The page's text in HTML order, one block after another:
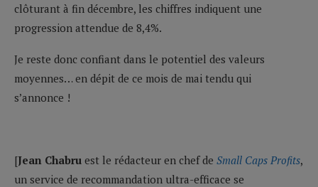
clôturant à fin décembre, les chiffres indiquent une
progression attendue de 8,4%.
Je reste donc confiant dans le potentiel des valeurs
moyennes… en dépit de ce mois de mai tendu qui
s’annonce !
[Jean Chabru est le rédacteur en chef de Small Caps Profits,
un service de recommandation ultra-efficace se